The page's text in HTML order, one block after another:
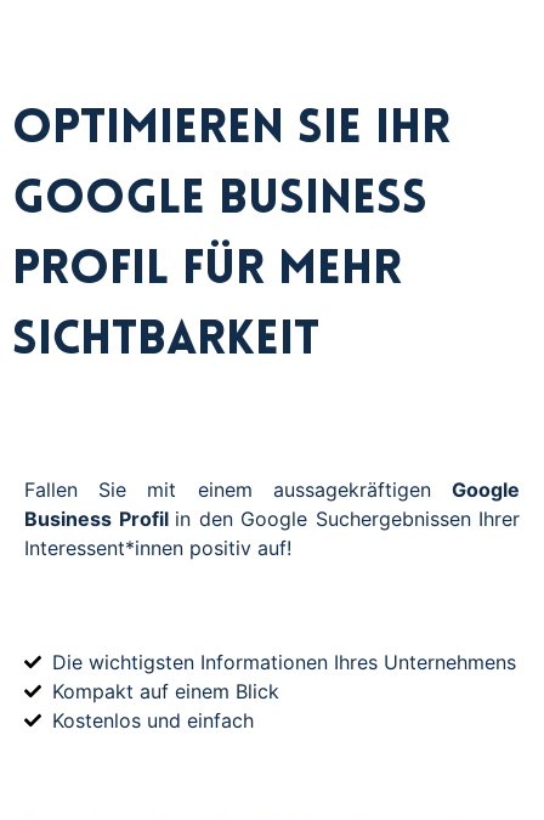
Optimieren Sie Ihr
Google Business
Profil für mehr
Sichtbarkeit
Fallen Sie mit einem aussagekräftigen Google
Business Profil in den Google Suchergebnissen Ihrer
Interessent*innen positiv auf!
Die wichtigsten Informationen Ihres Unternehmens
Kompakt auf einem Blick
Kostenlos und einfach